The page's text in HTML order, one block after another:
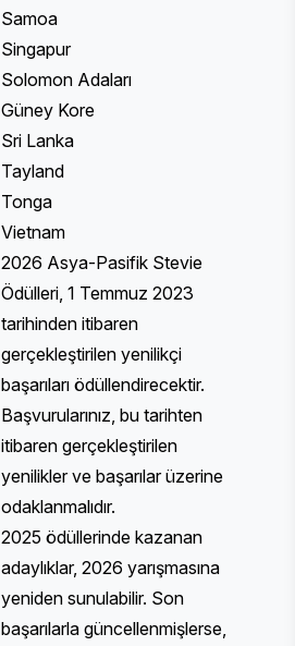
Samoa
Singapur
Solomon Adaları
Güney Kore
Sri Lanka
Tayland
Tonga
Vietnam
2026 Asya-Pasifik Stevie
Ödülleri, 1 Temmuz 2023
tarihinden itibaren
gerçekleştirilen yenilikçi
başarıları ödüllendirecektir.
Başvurularınız, bu tarihten
itibaren gerçekleştirilen
yenilikler ve başarılar üzerine
odaklanmalıdır.
2025 ödüllerinde kazanan
adaylıklar, 2026 yarışmasına
yeniden sunulabilir. Son
başarılarla güncellenmişlerse,